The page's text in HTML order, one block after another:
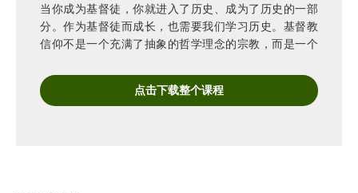
当你成为基督徒，你就进入了历史、成为了历史的一部
分。作为基督徒而成长，也需要我们学习历史。基督教
信仰不是一个充满了抽象的哲学理念的宗教，而是一个
乎在历史时空中曾经发生过的事件的信息。
点击下载整个课程